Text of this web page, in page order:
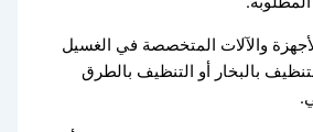
والآلات المتخصصة في الغسيل
بالبخار أو التنظيف بالطرق